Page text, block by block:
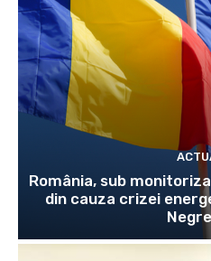
România, sub
din cauza crizei